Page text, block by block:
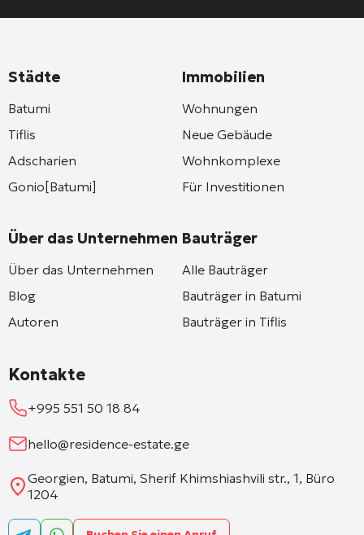
Städte
Batumi
Tiflis
Adscharien
Gonio[Batumi]
Über das Unternehmen
Über das Unternehmen
Blog
Autoren
Immobilien
Wohnungen
Neue Gebäude
Wohnkomplexe
Für Investitionen
Bauträger
Alle Bauträger
Bauträger in Batumi
Bauträger in Tiflis
Kontakte
+995 551 50 18 84
hello@residence-estate.ge
Georgien, Batumi, Sherif Khimshiashvili str., 1, Büro
1204